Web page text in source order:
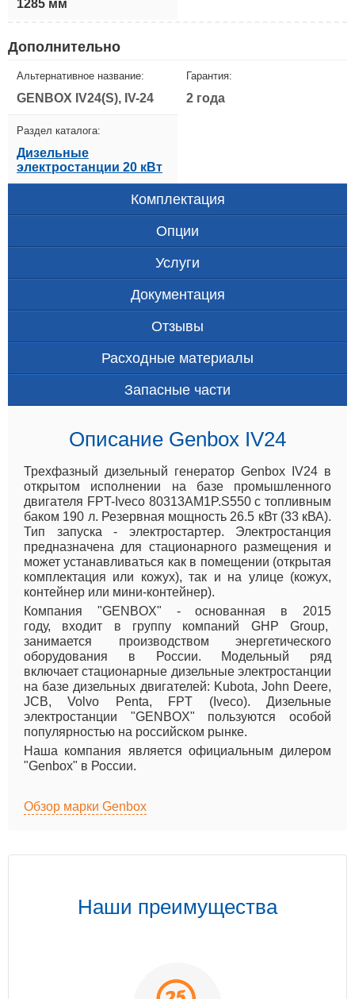
1285 мм
Дополнительно
Альтернативное название:
GENBOX IV24(S), IV-24
Гарантия:
2 года
Раздел каталога:
Дизельные
электростанции 20 кВт
Комплектация
Опции
Услуги
Документация
Отзывы
Расходные материалы
Запасные части
Описание Genbox IV24
Трехфазный дизельный генератор Genbox IV24 в
открытом исполнении на базе промышленного
двигателя FPT-Iveco 80313AM1P.S550 с топливным
баком 190 л. Резервная мощность 26.5 кВт (33 кВА).
Тип запуска - электростартер. Электростанция
предназначена для стационарного размещения и
может устанавливаться как в помещении (открытая
комплектация или кожух), так и на улице (кожух,
контейнер или мини-контейнер).
Компания "GENBOX" - основанная в 2015
году, входит в группу компаний GHP Group,
занимается производством энергетического
оборудования в России. Модельный ряд
включает стационарные дизельные электростанции
на базе дизельных двигателей: Kubota, John Deere,
JCB, Volvo Penta, FPT (Iveco). Дизельные
электростанции "GENBOX" пользуются особой
популярностью на российском рынке.
Наша компания является официальным дилером
"Genbox" в России.
Обзор марки Genbox
Наши преимущества